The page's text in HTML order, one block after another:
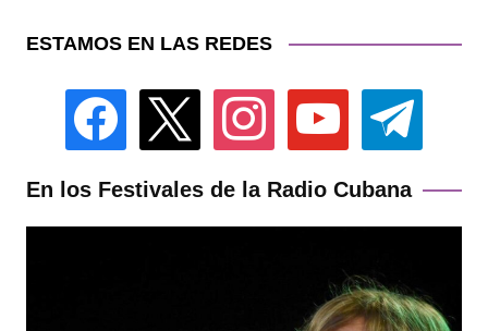
ESTAMOS EN LAS REDES
facebook instagram youtube telegram
En los Festivales de la Radio Cubana